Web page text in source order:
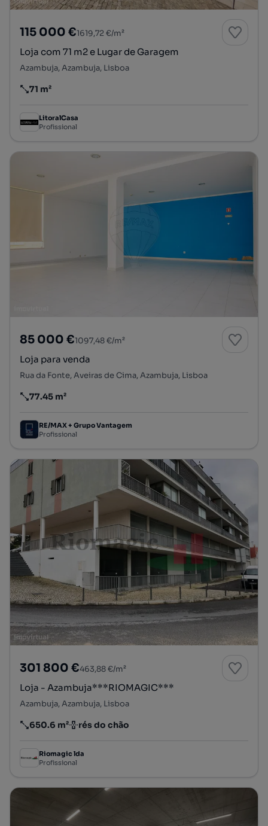
115 000 €1619,72 €/m²
Loja com 71 m2 e Lugar de Garagem
Azambuja, Azambuja, Lisboa
Preço por metro quadrado
71 m²
LitoralCasa
Profissional
85 000 €1097,48 €/m²
Loja para venda
Rua da Fonte, Aveiras de Cima, Azambuja, Lisboa
Preço por metro quadrado
77.45 m²
RE/MAX + Grupo Vantagem
Profissional
301 800 €463,88 €/m²
Loja - Azambuja***RIOMAGIC***
Azambuja, Azambuja, Lisboa
Preço por metro quadrado
650.6 m²
Andar rés do chão
Riomagic lda
Profissional